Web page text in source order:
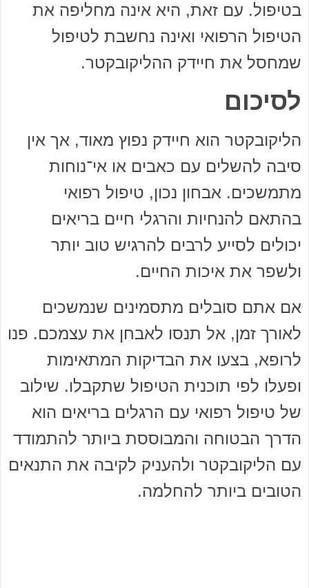
בטיפול. עם זאת, היא אינה מחליפה את
הטיפול הרפואי ואינה נחשבת לטיפול
שמחסל את חיידק ההליקובקטר.
לסיכום
הליקובקטר הוא חיידק נפוץ מאוד, אך אין
סיבה להשלים עם כאבים או אי־נוחות
מתמשכים. אבחון נכון, טיפול רפואי
בהתאם להנחיות והרגלי חיים בריאים
יכולים לסייע לרבים להרגיש טוב יותר
ולשפר את איכות החיים.
אם אתם סובלים מתסמינים שנמשכים
לאורך זמן, אל תנסו לאבחן את עצמכם. פנו
לרופא, בצעו את הבדיקות המתאימות
ופעלו לפי תוכנית הטיפול שתקבלו. שילוב
של טיפול רפואי עם הרגלים בריאים הוא
הדרך הבטוחה והמבוססת ביותר להתמודד
עם הליקובקטר ולהעניק לקיבה את התנאים
הטובים ביותר להחלמה.